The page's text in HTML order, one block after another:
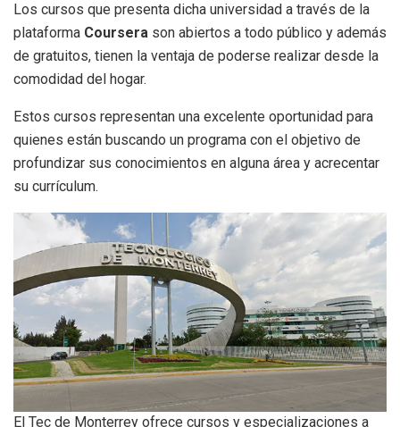
Los cursos que presenta dicha universidad a través de la
plataforma Coursera son abiertos a todo público y además
de gratuitos, tienen la ventaja de poderse realizar desde la
comodidad del hogar.
Estos cursos representan una excelente oportunidad para
quienes están buscando un programa con el objetivo de
profundizar sus conocimientos en alguna área y acrecentar
su currículum.
El Tec de Monterrey ofrece cursos y especializaciones a